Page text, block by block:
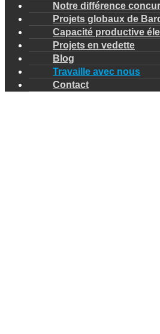
Notre différence
Projets globaux de
Capacité productive
Projets en vedette
Blog
Travaille avec nous
Contact